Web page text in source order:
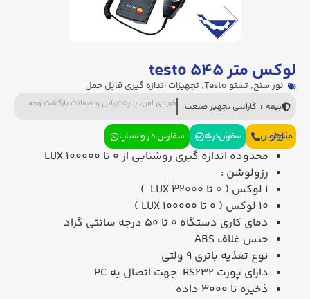
لوکس متر testo ۵۴۵
نور سنج, تستو Testo , تجهیزات اندازه گیری قابل حمل
بیمه + گارانتی تجهیز صنعت خریدی امن، با پشتیبانی و ضمانت بازگشت وجه
مشاوره فروش سفارش در بله سفارش در واتساپ
محدوده اندازه گیری روشنایی از 0 تا 100000
LUX
رزولوشن :
1 لوکس ( 0 تا 32000
LUX
)
10 لوکس ( 0 تا 100000
LUX
)
دمای کاری دستگاه 0 تا 50 درجه سانتی گراد
جنس غلاف ABS
نوع تغذیه باتری 9 ولتی
دارای پورت RS232 جهت اتصال به PC
ذخیره تا 3000 داده